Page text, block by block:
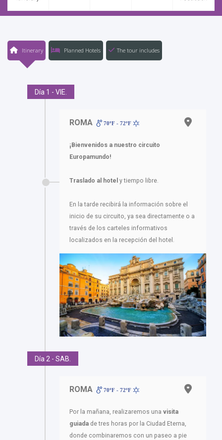
Itinerary Planned Hotels The tour includes
Día 1 - VIE.
ROMA 70ºF - 72ºF
¡Bienvenidos a nuestro circuito
Europamundo!
Traslado al hotel y tiempo libre.
En la tarde recibirá la información sobre el
inicio de su circuito, ya sea directamente o a
través de los carteles informativos
localizados en la recepción del hotel.
Día 2 - SAB.
ROMA 70ºF - 72ºF
Por la mañana, realizaremos una visita
guiada de tres horas por la Ciudad Eterna,
donde combinaremos con un paseo a pie